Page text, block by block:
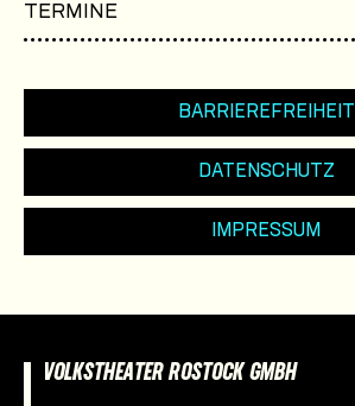
TERMINE
BARRIEREFREIHEIT
DATENSCHUTZ
IMPRESSUM
VOLKSTHEATER ROSTOCK GMBH